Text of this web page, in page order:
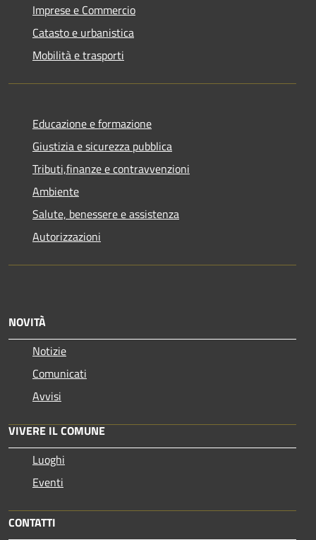
Imprese e Commercio
Catasto e urbanistica
Mobilità e trasporti
Educazione e formazione
Giustizia e sicurezza pubblica
Tributi,finanze e contravvenzioni
Ambiente
Salute, benessere e assistenza
Autorizzazioni
NOVITÀ
Notizie
Comunicati
Avvisi
VIVERE IL COMUNE
Luoghi
Eventi
CONTATTI